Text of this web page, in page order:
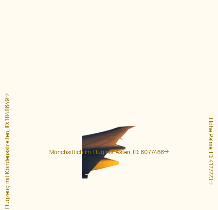
Mönchsittich im Flug mit Ästen, ID: 6077466 Hohe Palme, ID: 4127223
Flugzeug mit Kondensstreifen, ID: 1848649